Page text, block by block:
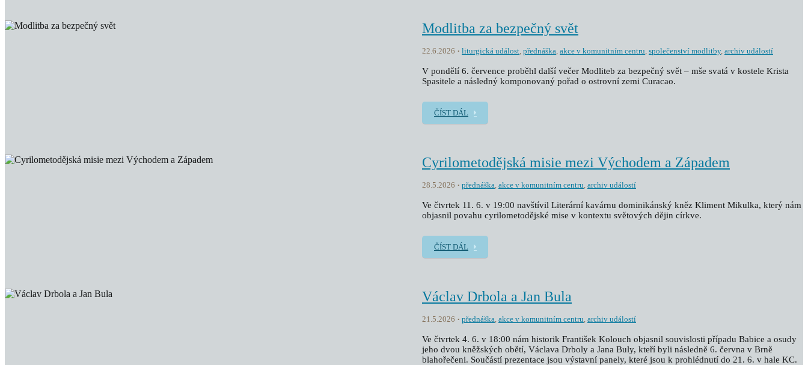
Modlitba za bezpečný svět
22.6.2026 liturgická událost, přednáška, akce v komunitním centru, společenství modlitby, archiv událostí
V pondělí 6. července proběhl další večer Modliteb za bezpečný svět – mše svatá v kostele Krista
Spasitele a následný komponovaný pořad o ostrovní zemi Curacao.
ČÍST DÁL
Cyrilometodějská misie mezi Východem a Západem
28.5.2026 přednáška, akce v komunitním centru, archiv událostí
Ve čtvrtek 11. 6. v 19:00 navštívil Literární kavárnu dominikánský kněz Kliment Mikulka, který nám
objasnil povahu cyrilometodějské mise v kontextu světových dějin církve.
ČÍST DÁL
Václav Drbola a Jan Bula
21.5.2026 přednáška, akce v komunitním centru, archiv událostí
Ve čtvrtek 4. 6. v 18:00 nám historik František Kolouch objasnil souvislosti případu Babice a osudy
jeho dvou kněžských obětí, Václava Drboly a Jana Buly, kteří byli následně 6. června v Brně
blahořečeni. Součástí prezentace jsou výstavní panely, které jsou k prohlédnutí do 21. 6. v hale KC.